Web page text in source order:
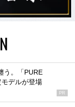
う。「PURE
デルが登場
PR